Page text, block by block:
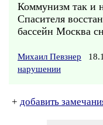
Коммунизм так и
Спасителя
бассейн Москва
Михаил Певзнер
нарушении
+ добавить